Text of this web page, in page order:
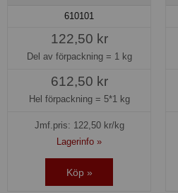
610101
122,50 kr
Del av förpackning = 1 kg
612,50 kr
Hel förpackning = 5*1 kg
Jmf.pris: 122,50kr/kg
Lagerinfo »
Köp »